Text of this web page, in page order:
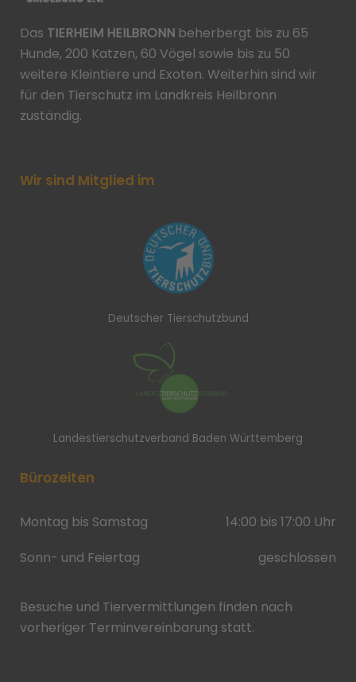
Das TIERHEIM HEILBRONN beherbergt bis zu 65
Hunde, 200 Katzen, 60 Vögel sowie bis zu 50
weitere Kleintiere und Exoten. Weiterhin sind wir
für den Tierschutz im Landkreis Heilbronn
zuständig.
Wir sind Mitglied im
Deutscher Tierschutzbund
Landestierschutzverband Baden Württemberg
Bürozeiten
Montag bis Samstag
14:00 bis 17:00 Uhr
Sonn- und Feiertag
geschlossen
Besuche und Tiervermittlungen finden nach
vorheriger Terminvereinbarung statt.